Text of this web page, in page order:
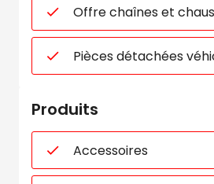
Offre chaînes et
Pièces détachées
Produits
Accessoires